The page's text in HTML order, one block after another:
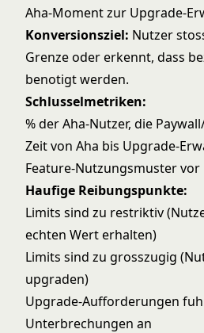
Aha-Moment zur Upgrade-
Konversionsziel: Nutzer
Grenze oder erkennt, dass
benotigt werden.
Schlusselmetriken:
% der Aha-Nutzer, die
Zeit von Aha bis Upgrade-
Feature-Nutzungsmuster
Haufige Reibungspunkte:
Limits sind zu restriktiv
echten Wert erhalten)
Limits sind zu grosszugig
upgraden)
Upgrade-Aufforderungen
Unterbrechungen an